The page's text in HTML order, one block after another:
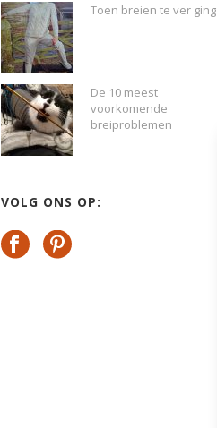
Toen breien te ver ging
De 10 meest
voorkomende
breiproblemen
VOLG ONS OP: